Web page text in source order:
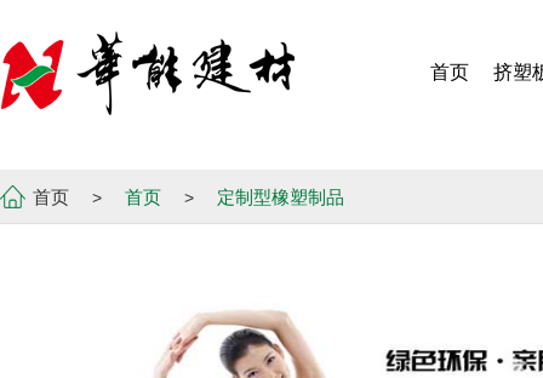
首页 挤塑
首页 > 首页 > 定制型橡塑制品